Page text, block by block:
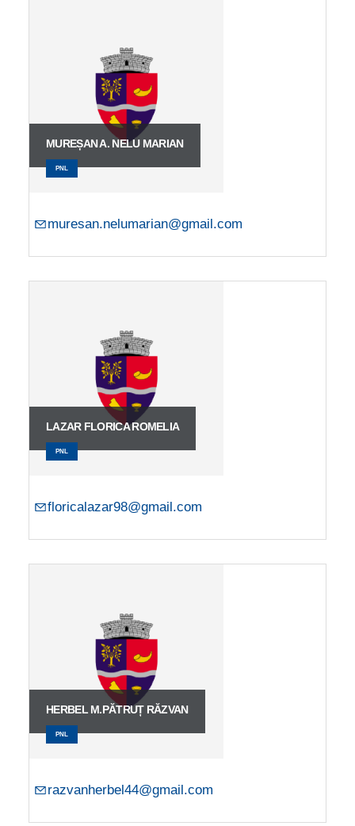
MUREȘAN A. NELU MARIAN
PNL
muresan.nelumarian@gmail.com
LAZAR FLORICA ROMELIA
PNL
floricalazar98@gmail.com
HERBEL M.PĂTRUȚ RĂZVAN
PNL
razvanherbel44@gmail.com